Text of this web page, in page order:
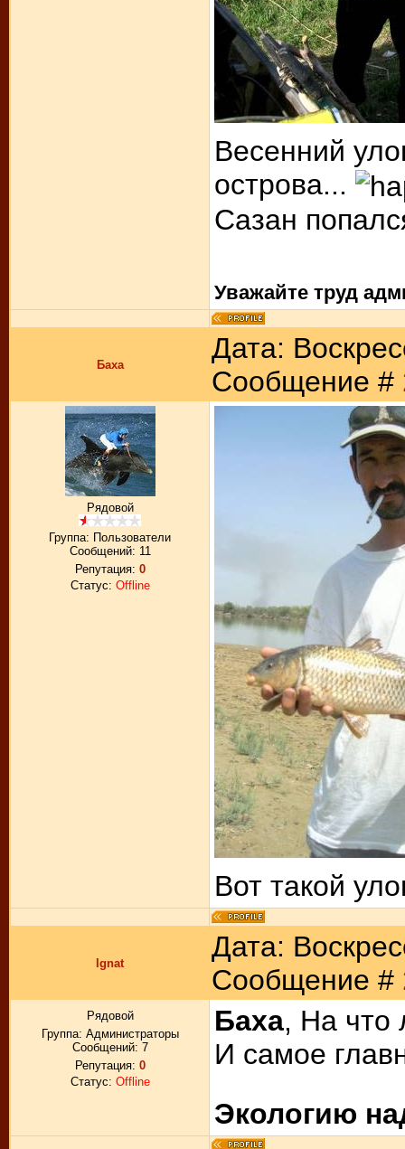
Весенний
острова...
Сазан
Уважайте труд
Баха
Дата:
Сообщение #
Рядовой
Группа: Пользователи
Сообщений: 11
Репутация: 0
Статус: Offline
Вот такой
Ignat
Дата:
Сообщение #
Рядовой
Группа: Администраторы
Сообщений: 7
Репутация: 0
Статус: Offline
Баха, На что
И самое
Экологию